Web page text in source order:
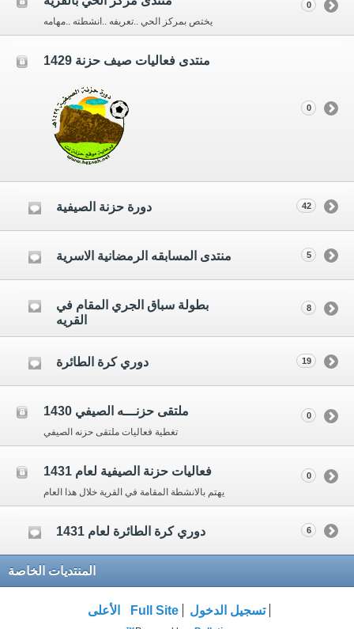
يختص بمركز الحي ..تعريفه ..انشطته ..مهامه
0
منتدى فعاليات صيف حزنة 1429
0
دورة حزنة الصيفية 42
منتدى المسابقه الرمضانية الاسرية 5
بطولة سباق الجري المقام في
القريه
8
دوري كرة الطائرة 19
ملتقى حزنـــه الصيفي 1430
تغطية فعاليات ملتقى حزنه الصيفي
0
فعاليات حزنة الصيفية لعام 1431
يهتم بالانشطة المقامة في القرية خلال هذا العام
0
دوري كرة الطائرة لعام 1431 6
المنتديات الخاصة
تسجيل الدخول Full Site الأعلى